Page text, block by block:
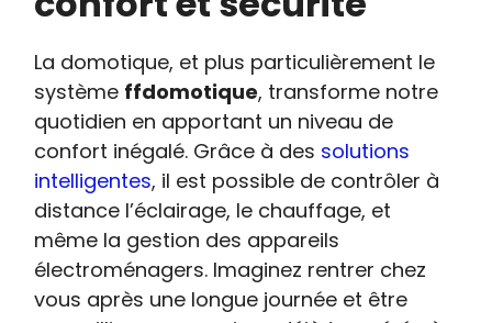
La domotique, et plus particulièrement le
système ffdomotique, transforme notre
quotidien en apportant un niveau de
confort inégalé. Grâce à des solutions
intelligentes, il est possible de contrôler à
distance l’éclairage, le chauffage, et
même la gestion des appareils
électroménagers. Imaginez rentrer chez
vous après une longue journée et être